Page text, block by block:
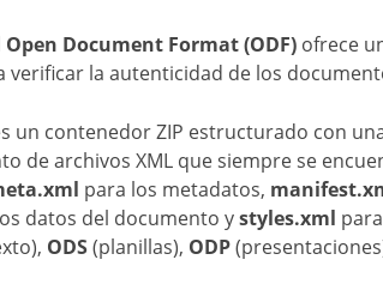
Open Document Format (ODF) ofrece
la autenticidad de los
un contenedor ZIP estructurado con
de archivos XML que siempre se
para los metadatos,
datos del documento ystyles.xml
ODS(planillas), ODP